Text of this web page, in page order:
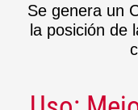
Se genera un
la posición de